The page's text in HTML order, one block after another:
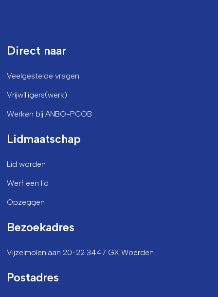
Direct naar
Veelgestelde vragen
Vrijwilligers(werk)
Werken bij ANBO-PCOB
Lidmaatschap
Lid worden
Werf een lid
Opzeggen
Bezoekadres
Vijzelmolenlaan 20-22 3447 GX Woerden
Postadres